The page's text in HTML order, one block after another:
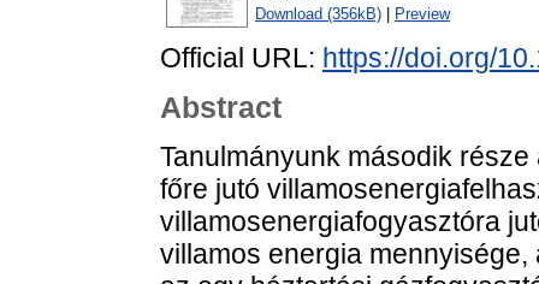
Download (356kB) Preview
Official URL: https://doi.org/
Abstract
Tanulmányunk második
főre jutó
villamosenergiafogyasztóra
villamos energia